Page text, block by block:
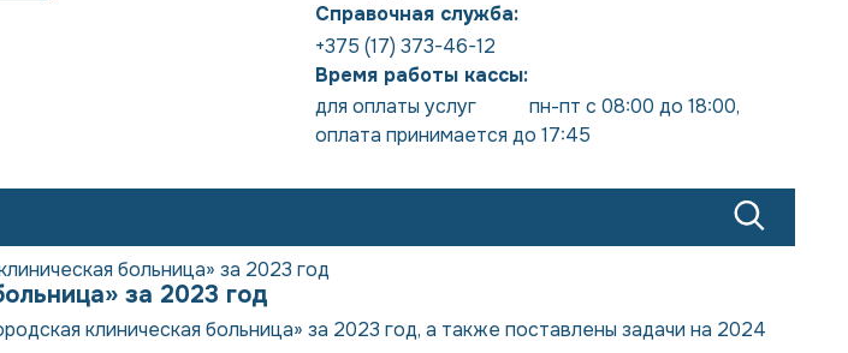
Справочная служба:
+375 (17) 373-46-12
Время работы кассы:
для оплаты услуг           пн-пт с 08:00 до 18:00,
оплата принимается до 17:45
больница» за 2023 год
за 2023 год
клиническая больница» за 2023 год, а также поставлены задачи на 2024